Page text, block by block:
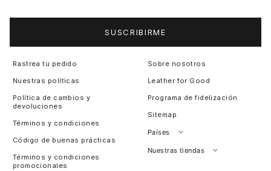
SUSCRIBIRME
Rastrea tu pedido
Nuestras políticas
Política de cambios y
devoluciones
Términos y condiciones
Código de buenas prácticas
Términos y condiciones
promocionales
Sobre nosotros
Leather for Good
Programa de fidelización
Sitemap
Países
Perú
Nuestras tiendas